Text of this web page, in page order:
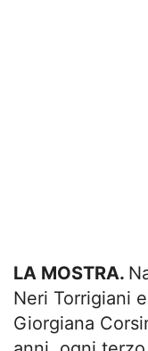
LA MOSTRA.
Neri Torrigiani
Giorgiana